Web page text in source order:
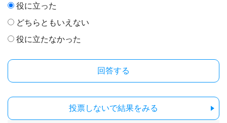
役に立った
どちらともいえない
役に立たなかった
投票しないで結果をみる